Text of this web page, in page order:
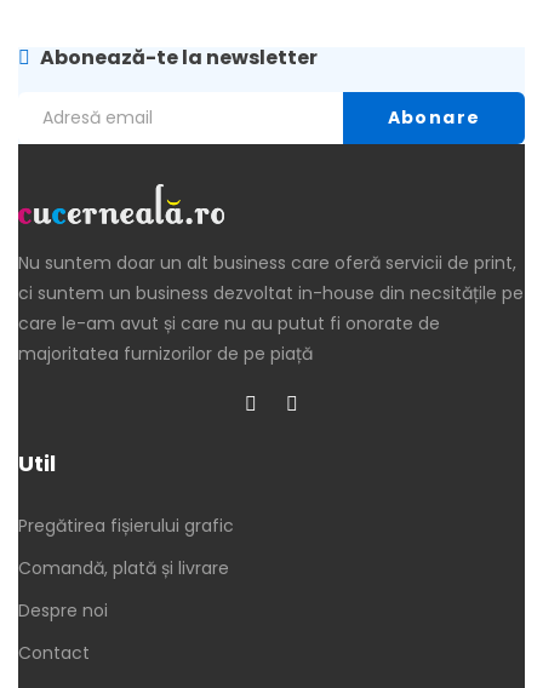
Abonează-te la newsletter
Nu suntem doar un alt business care oferă servicii de print,
ci suntem un business dezvoltat in-house din necsitățile pe
care le-am avut și care nu au putut fi onorate de
majoritatea furnizorilor de pe piață
Util
Pregătirea fișierului grafic
Comandă, plată și livrare
Despre noi
Contact